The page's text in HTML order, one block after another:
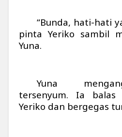
“Bunda, hati-hati
pinta Yeriko sambil
Yuna.
Yuna
tersenyum. Ia balas
Yeriko dan bergegas